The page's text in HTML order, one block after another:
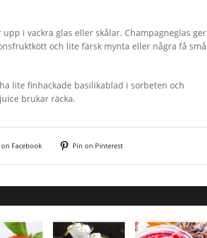
i vackra glas eller skålar. Champagneglas ger
och lite färsk mynta eller några få små
lite finhackade basilikablad i sorbeten och
brukar räcka.
on Facebook Pin on Pinterest